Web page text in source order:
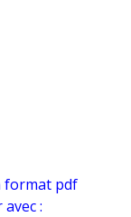
format pdf
: